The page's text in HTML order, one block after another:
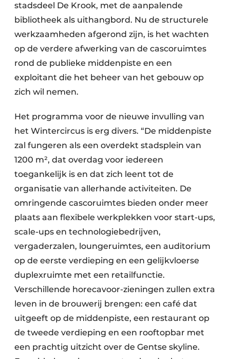
stadsdeel De Krook, met de aanpalende
bibliotheek als uithangbord. Nu de structurele
werkzaamheden afgerond zijn, is het wachten
op de verdere afwerking van de cascoruimtes
rond de publieke middenpiste en een
exploitant die het beheer van het gebouw op
zich wil nemen.
Het programma voor de nieuwe invulling van
het Wintercircus is erg divers. “De middenpiste
zal fungeren als een overdekt stadsplein van
1200 m², dat overdag voor iedereen
toegankelijk is en dat zich leent tot de
organisatie van allerhande activiteiten. De
omringende cascoruimtes bieden onder meer
plaats aan flexibele werkplekken voor start-ups,
scale-ups en technologiebedrijven,
vergaderzalen, loungeruimtes, een auditorium
op de eerste verdieping en een gelijkvloerse
duplexruimte met een retailfunctie.
Verschillende horecavoor-zieningen zullen extra
leven in de brouwerij brengen: een café dat
uitgeeft op de middenpiste, een restaurant op
de tweede verdieping en een rooftopbar met
een prachtig uitzicht over de Gentse skyline.